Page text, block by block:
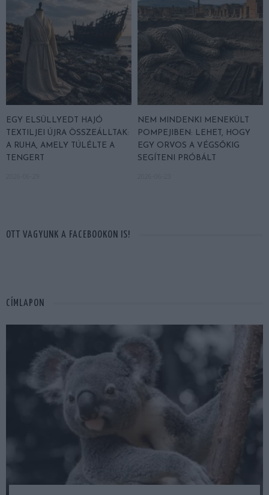
EGY ELSÜLLYEDT HAJÓ
TEXTILJEI ÚJRA ÖSSZEÁLLTAK:
A RUHA, AMELY TÚLÉLTE A
TENGERT
NEM MINDENKI MENEKÜLT
POMPEJIBEN: LEHET, HOGY
EGY ORVOS A VÉGSŐKIG
SEGÍTENI PRÓBÁLT
OTT VAGYUNK A FACEBOOKON IS!
CÍMLAPON